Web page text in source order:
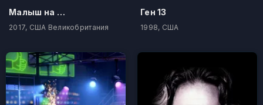
Малыш на драйве
2017, США Великобритания
Ген 13
1998, США